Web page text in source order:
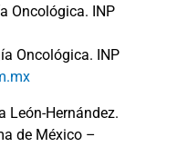
Oncológica. INP
Oncológica. INP
León-Hernández.
de México –